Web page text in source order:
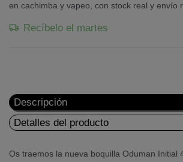
en cachimba y vapeo, con stock real y envío
Recíbelo el martes
Descripción
Detalles del producto
Os traemos la nueva boquilla Oduman Initial